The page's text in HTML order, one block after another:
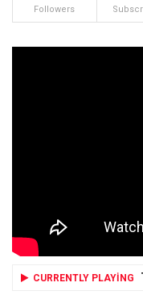
Followers
CURRENTLY PLAYING